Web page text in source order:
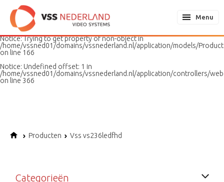
Notice: Undefined variable: page in
/home/vssned01/domains/vssnederland.nl/application/models/
on line
187
Notice: Trying to get property of non-object in
/home/vssned01/domains/vssnederland.nl/application/models/
on line 166
Notice: Undefined offset: 1 in
/home/vssned01/domains/vssnederland.nl/application/controllers/
on line 366
Menu
Producten Vss vs236ledfhd
Categorieën